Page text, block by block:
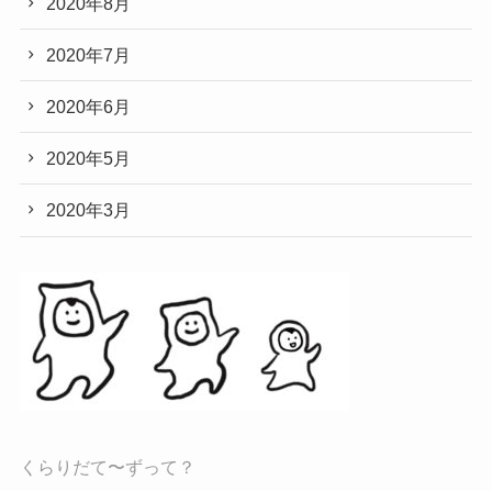
2020年7月
2020年6月
2020年5月
2020年3月
くらりだて〜ずって？